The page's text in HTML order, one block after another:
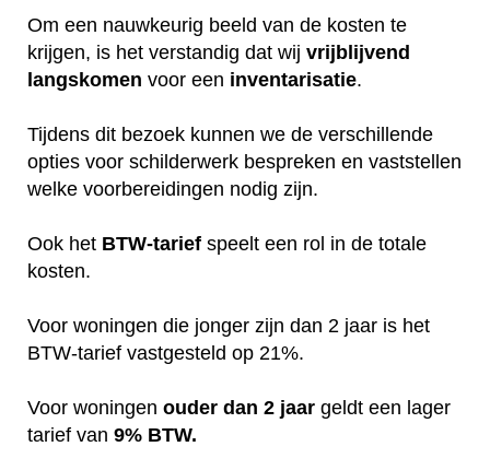
Om een nauwkeurig beeld van de kosten te
krijgen, is het verstandig dat wij vrijblijvend
langskomen voor een inventarisatie.
Tijdens dit bezoek kunnen we de verschillende
opties voor schilderwerk bespreken en vaststellen
welke voorbereidingen nodig zijn.
Ook het BTW-tarief speelt een rol in de totale
kosten.
Voor woningen die jonger zijn dan 2 jaar is het
BTW-tarief vastgesteld op 21%.
Voor woningen ouder dan 2 jaar geldt een lager
tarief van 9% BTW.